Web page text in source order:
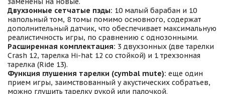
Двухзонные сетчатые пэды: 10 малый барабан и 10
напольный том, 8 томы помимо основного, содержат
дополнительный датчик, что обеспечивает максимальную
реалистичность игры, по сравнению с однозонными.
Расширенная комплектация: 3 двухзонных (две тарелки
Crash 12, тарелка Hi-hat 12 со стойкой) и 1 трехзонная
тарелка (Ride 13).
Функция глушения тарелки (cymbal mute): еще один
прием игры, заимствованный у акустических собратьев,
можно глушить тарелку рукой или палочкой.